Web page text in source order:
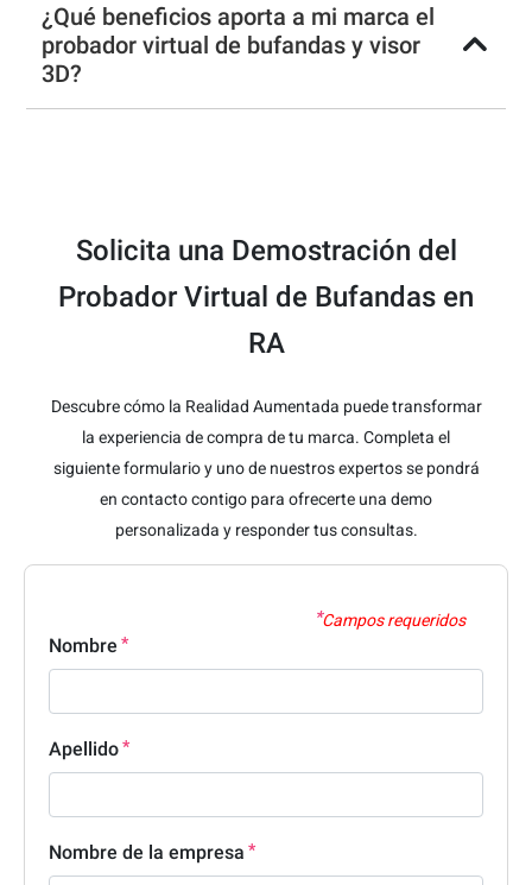
¿Qué beneficios aporta a mi marca el
probador virtual de bufandas y visor
3D?
Solicita una Demostración del
Probador Virtual de Bufandas en
RA
Descubre cómo la Realidad Aumentada puede transformar
la experiencia de compra de tu marca. Completa el
siguiente formulario y uno de nuestros expertos se pondrá
en contacto contigo para ofrecerte una demo
personalizada y responder tus consultas.
Campos requeridos
Nombre
Apellido
Nombre de la empresa